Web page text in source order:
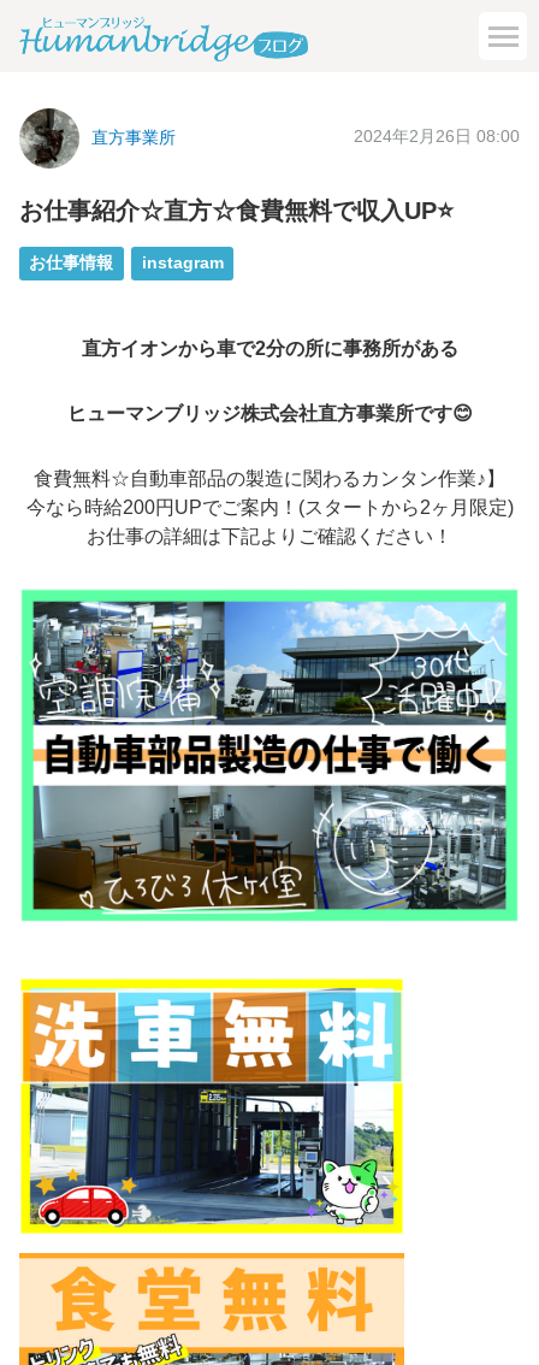
直方事業所 2024年2月26日 08:00
お仕事紹介☆直方☆食費無料で収入UP⭐
お仕事情報 instagram
直方イオンから車で2分の所に事務所がある
ヒューマンブリッジ株式会社直方事業所です😊
食費無料☆⾃動⾞部品の製造に関わるカンタン作業♪】
今なら時給200円UPでご案内！(スタートから2ヶ月限定)
お仕事の詳細は下記よりご確認ください！